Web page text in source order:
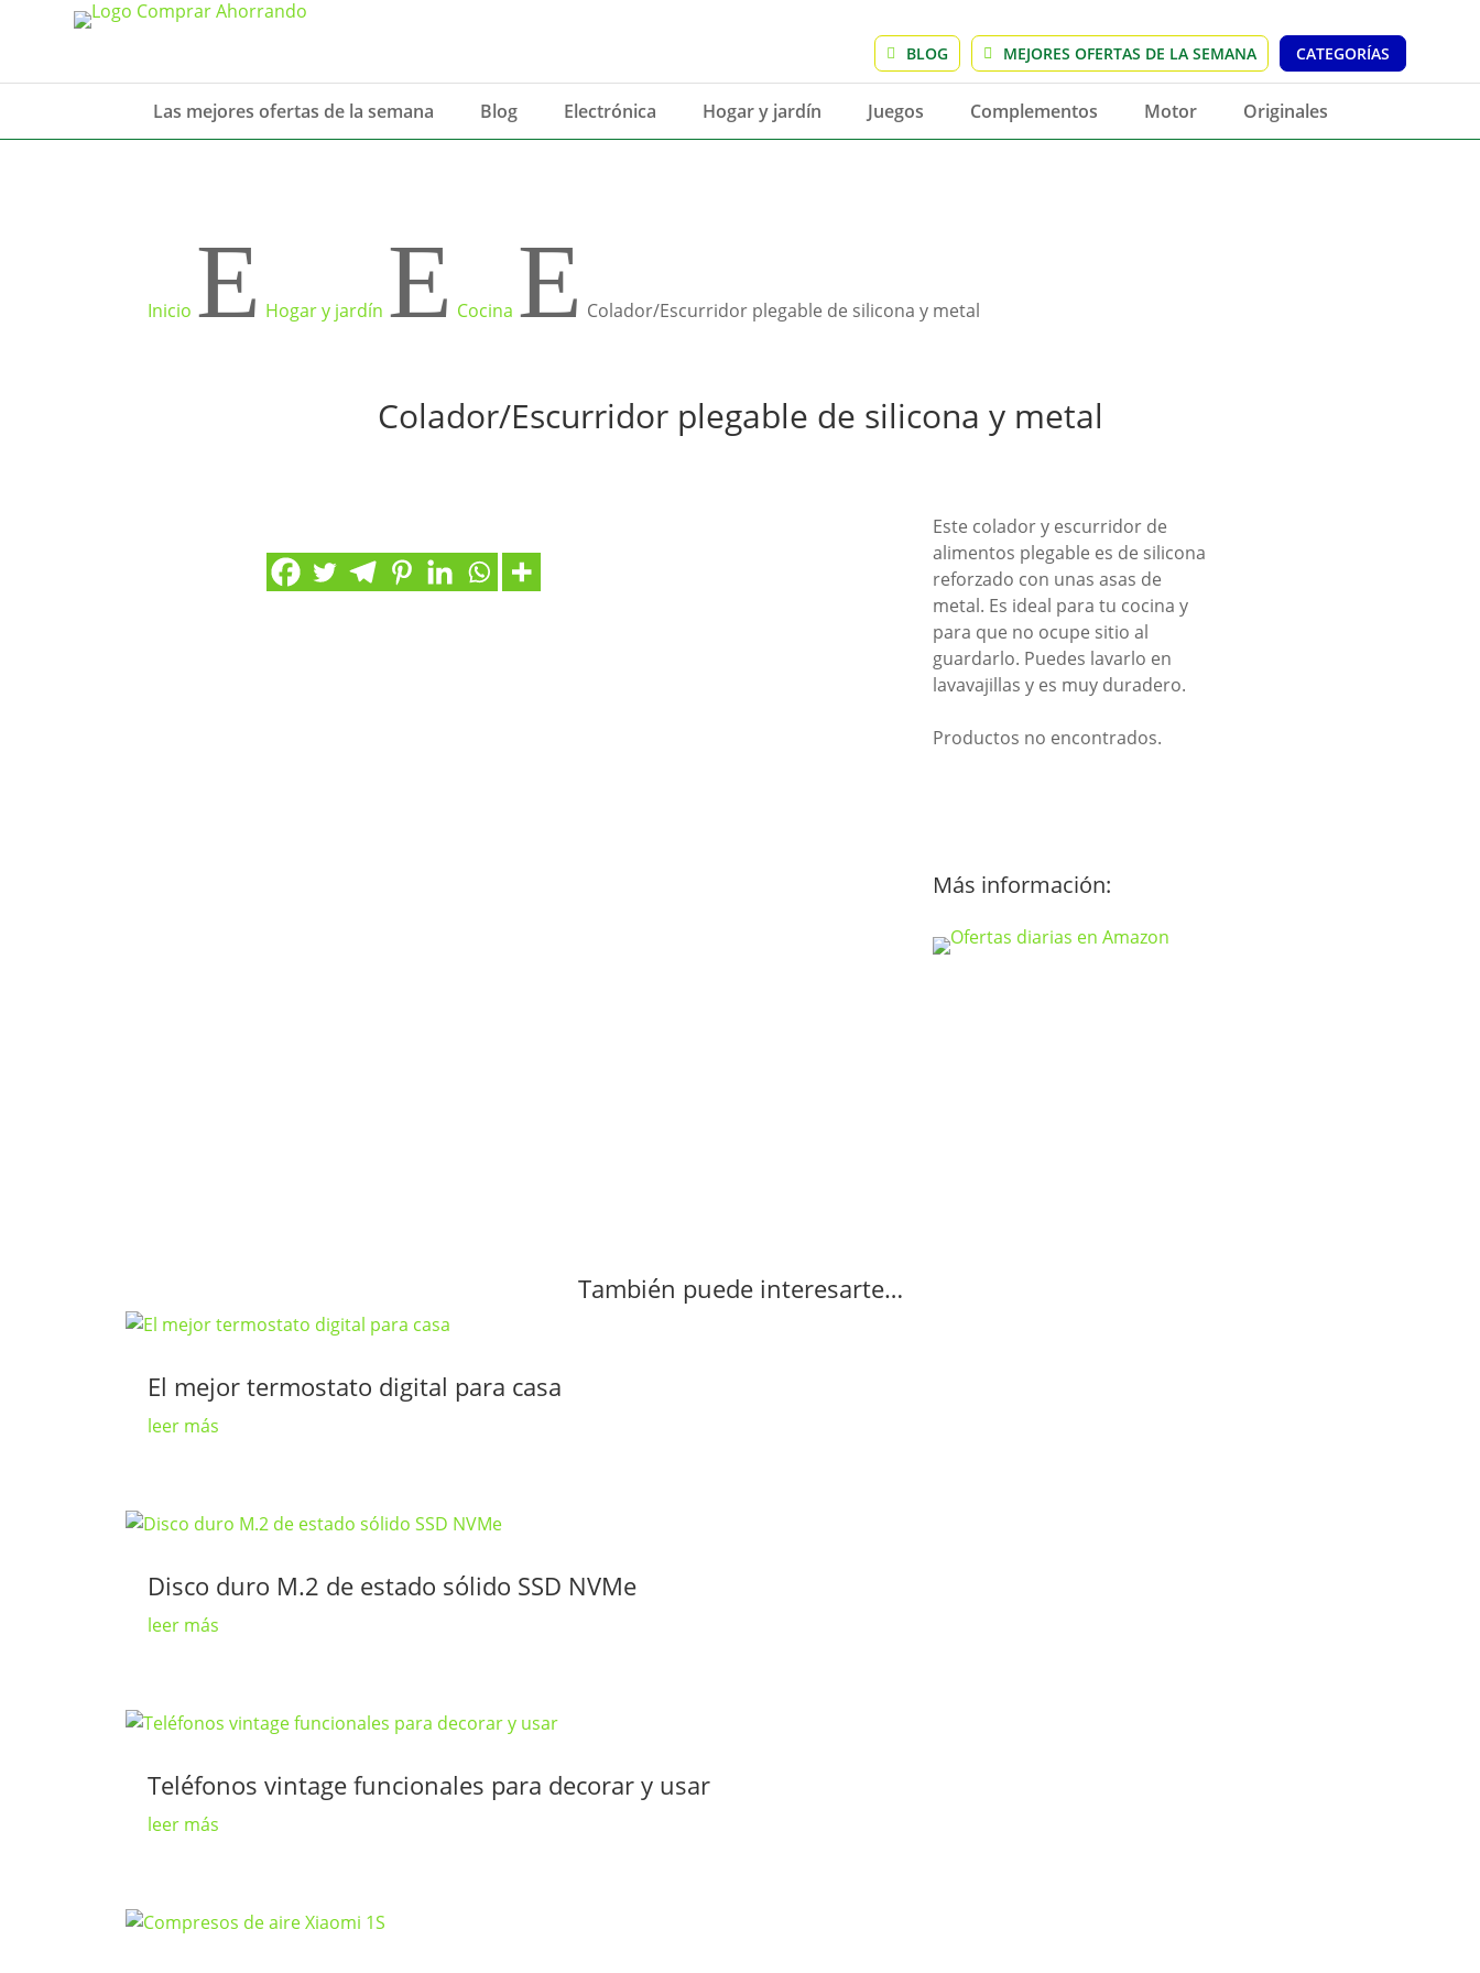
CATEGORÍAS
MEJORES OFERTAS DE LA SEMANA
BLOG
Las mejores ofertas de la semana Blog Electrónica Hogar y jardín Juegos Complementos Motor Originales
Inicio E Hogar y jardín E Cocina E Colador/Escurridor plegable de silicona y metal
Colador/Escurridor plegable de silicona y metal
Este colador y escurridor de
alimentos plegable es de silicona
reforzado con unas asas de
metal. Es ideal para tu cocina y
para que no ocupe sitio al
guardarlo. Puedes lavarlo en
lavavajillas y es muy duradero.
Productos no encontrados.
Más información:
También puede interesarte…
El mejor termostato digital para casa
leer más
Disco duro M.2 de estado sólido SSD NVMe
leer más
Teléfonos vintage funcionales para decorar y usar
leer más